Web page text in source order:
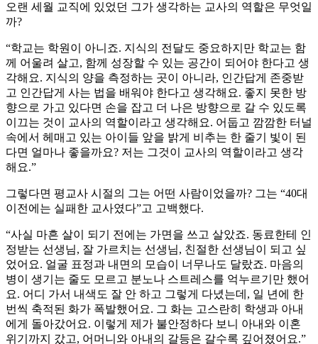
오랜 세월 교직에 있었던 그가 생각하는 교사의 역할은 무엇일
까?
“학교는 학원이 아니죠. 지식의 전달도 중요하지만 학교는 함
께 어울려 살고, 함께 성장할 수 있는 공간이 되어야 한다고 생
각해요. 지식의 양을 측정하는 곳이 아니라, 인간답게 존중받
고 인간답게 사는 법을 배워야 한다고 생각해요. 좋지 못한 방
향으로 가고 있다면 손을 잡고 더 나은 방향으로 갈 수 있도록
이끄는 것이 교사의 역할이라고 생각해요. 어둡고 깜깜한 터널
속에서 헤매고 있는 아이들 앞을 밝게 비추는 한 줄기 빛이 된
다면 얼마나 좋을까요? 저는 그것이 교사의 역할이라고 생각
해요.”
그렇다면 평교사 시절의 그는 어떤 사람이었을까? 그는 “40대
이전에는 실패한 교사였다”고 고백했다.
“사실 마흔 살이 되기 전에는 가면을 쓰고 살았죠. 동료한테 인
정받는 선생님, 잘 가르치는 선생님, 친절한 선생님이 되고 싶
었어요. 얼굴 표정과 내면의 모습이 너무나도 달랐죠. 마음의
병이 생기는 줄도 모르고 분노나 스트레스를 억누르기만 했어
요. 어디 가서 내색도 잘 안 하고 그렇게 다녔는데, 일 년에 한
번씩 축적된 화가 폭발했어요. 그 화는 고스란히 학생과 아내
에게 돌아갔어요. 이렇게 제가 불안정하다 보니 아내와 이혼
위기까지 갔고, 어머니와 아내의 갈등은 갈수록 깊어졌어요.”